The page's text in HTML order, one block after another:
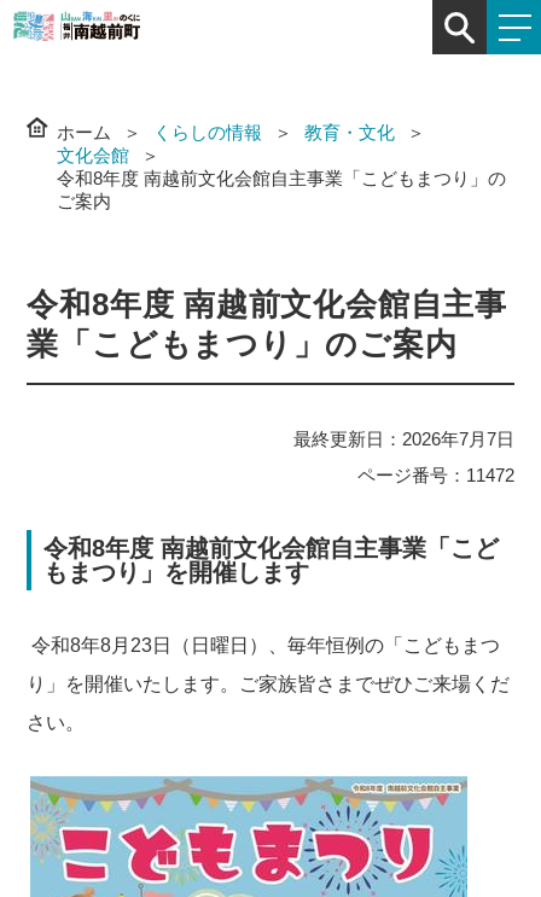
ホーム くらしの情報
教育・文化
文化会館
令和8年度 南越前文化会館自主事業「こどもまつり」の
ご案内
令和8年度 南越前文化会館自主事
業「こどもまつり」のご案内
最終更新日：2026年7月7日
ページ番号：11472
令和8年度 南越前文化会館自主事業「こど
もまつり」を開催します
令和8年8月23日（日曜日）、毎年恒例の「こどもまつ
り」を開催いたします。ご家族皆さまでぜひご来場くだ
さい。